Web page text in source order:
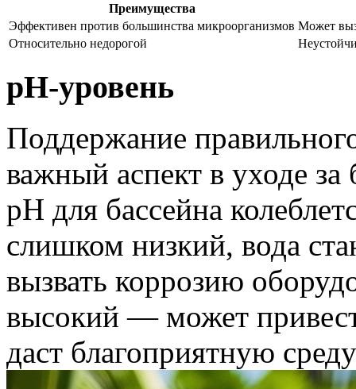
Преимущества
Эффективен против большинства микроорганизмов Может
Относительно недорогой
pH-уровень
Поддержание
важный аспект в уходе
pH для бассейна
слишком низкий, вода
вызвать коррозию
высокий — может
даст благоприятную